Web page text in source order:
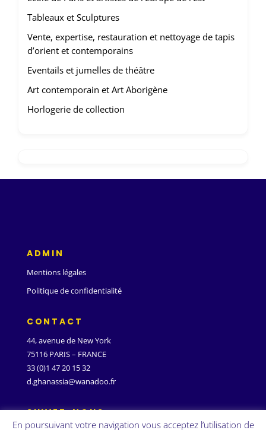
Tableaux et Sculptures
Vente, expertise, restauration et nettoyage de tapis
d’orient et contemporains
Eventails et jumelles de théâtre
Art contemporain et Art Aborigène
Horlogerie de collection
ADMIN
Mentions légales
Politique de confidentialité
CONTACT
44, avenue de New York
75116 PARIS – FRANCE
33 (0)1 47 20 15 32
d.ghanassia@wanadoo.fr
SUIVEZ-NOUS
En poursuivant votre navigation vous acceptez l’utilisation de